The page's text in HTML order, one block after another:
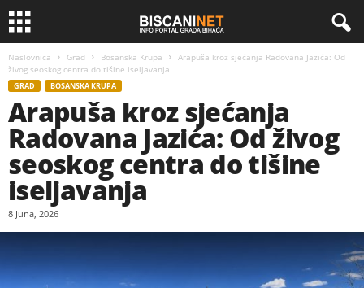
Naslovnica Grad Bosanska Krupa
Arapuša kroz sjećanja Radovana Jazića: Od
živog seoskog centra do tišine iseljavanja
GRAD BOSANSKA KRUPA
Arapuša kroz sjećanja
Radovana Jazića: Od živog
seoskog centra do tišine
iseljavanja
8 Juna, 2026